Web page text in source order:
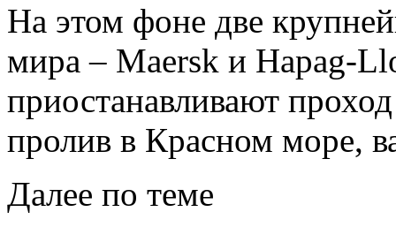
На этом фоне две
мира – Maersk и Hapag-
приостанавливают
пролив в Красном море,
Далее по теме